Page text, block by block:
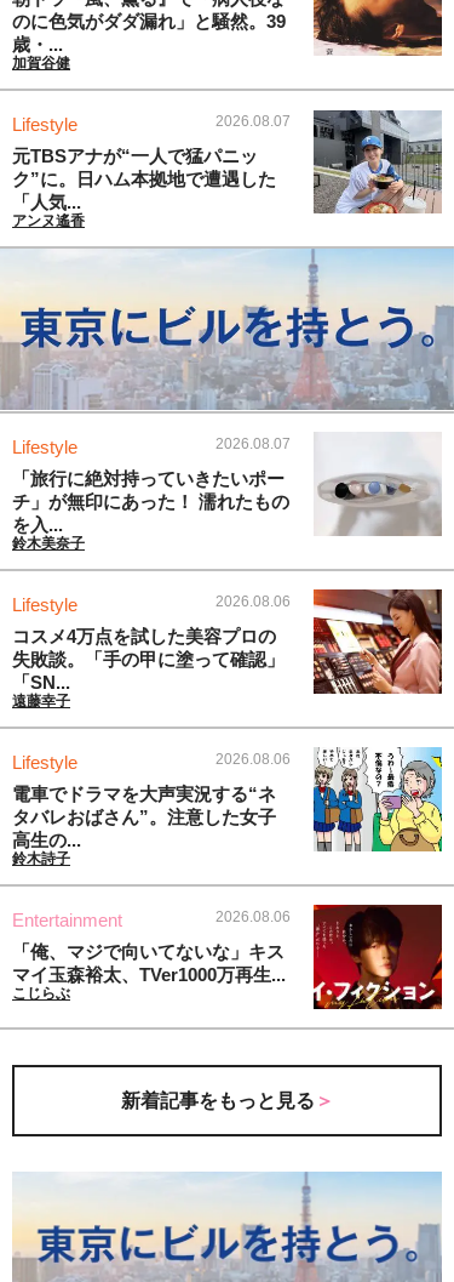
のに色気がダダ漏れ」と騒然。39
歳・...
加賀谷健
Lifestyle 2026.08.07
元TBSアナが“一人で猛パニッ
ク”に。日ハム本拠地で遭遇した
「人気...
アンヌ遙香
Lifestyle 2026.08.07
「旅行に絶対持っていきたいポー
チ」が無印にあった！ 濡れたもの
を入...
鈴木美奈子
Lifestyle 2026.08.06
コスメ4万点を試した美容プロの
失敗談。「手の甲に塗って確認」
「SN...
遠藤幸子
Lifestyle 2026.08.06
電車でドラマを大声実況する“ネ
タバレおばさん”。注意した女子
高生の...
鈴木詩子
Entertainment 2026.08.06
「俺、マジで向いてないな」キス
マイ玉森裕太、TVer1000万再生...
こじらぶ
新着記事をもっと見る